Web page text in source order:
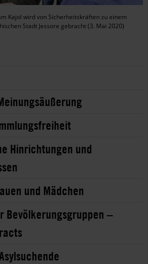
Kajol wird von Sicherheitskräften zu einem
Stadt Jessore gebracht (3. Mai 2020)
Hinrichtungen und
und Mädchen
Bevölkerungsgruppen –